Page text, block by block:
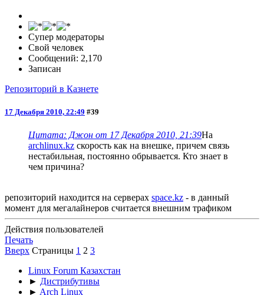
Супер модераторы
Свой человек
Сообщений: 2,170
Записан
Репозиторий в Казнете
17 Декабря 2010, 22:49 #39
Цитата: Джон от 17 Декабря 2010, 21:39На
archlinux.kz скорость как на внешке, причем связь
нестабильная, постоянно обрывается. Кто знает в
чем причина?
репозиторий находится на серверах space.kz - в данный
момент для мегалайнеров считается внешним трафиком
Действия пользователей
Печать
Вверх Страницы 1 2 3
Linux Forum Казахстан
► Дистрибутивы
► Arch Linux